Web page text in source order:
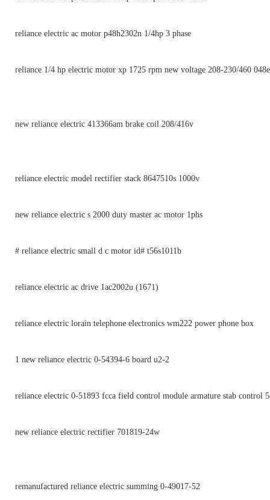
reliance electric ac motor p48h2302n 1/4hp 3 phase
reliance 1/4 hp electric motor xp 1725 rpm new voltage 208-230/460
new reliance electric 413366am brake coil 208/416v
reliance electric model rectifier stack 8647510s 1000v
new reliance electric s 2000 duty master ac motor 1phs
# reliance electric small d c motor id# t56s1011b
reliance electric ac drive 1ac2002u (1671)
reliance electric lorain telephone electronics wm222 power phone box
1 new reliance electric 0-54394-6 board u2-2
reliance electric 0-51893 fcca field control module armature stab control
new reliance electric rectifier 701819-24w
remanufactured reliance electric summing 0-49017-52